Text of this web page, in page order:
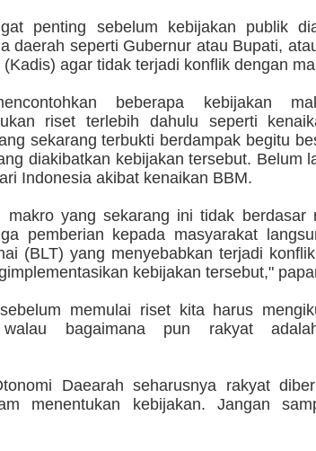
penting sebelum kebijakan publik
daerah seperti Gubernur atau Bupati,
agar tidak terjadi konflik dengan
beberapa kebijakan
riset terlebih dahulu seperti
sekarang terbukti berdampak begitu
diakibatkan kebijakan tersebut. Belum
Indonesia akibat kenaikan BBM.
makro yang sekarang ini tidak berdasar
pemberian kepada masyarakat
(BLT) yang menyebabkan terjadi
kebijakan tersebut,"
memulai riset kita harus
walau bagaimana pun rakyat
Daearah seharusnya rakyat
menentukan kebijakan. Jangan